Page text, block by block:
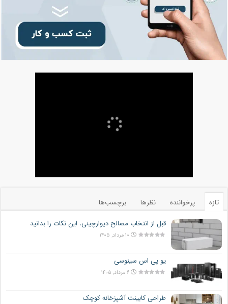
تازه پرخواننده نظرها
برچسب‌ها
قبل از انتخاب مصالح دیوارچینی، این نکات را بدانید
۱۰ مرداد, ۱۴۰۵
یو پی اس سینوسی
۶ مرداد, ۱۴۰۵
طراحی کابینت آشپزخانه کوچک